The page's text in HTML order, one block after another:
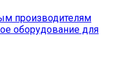
производителям
оборудование для